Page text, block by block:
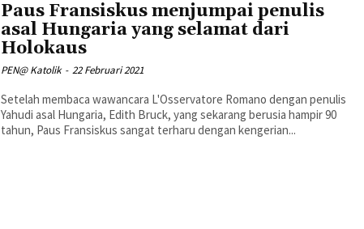
Paus Fransiskus menjumpai penulis
asal Hungaria yang selamat dari
Holokaus
PEN@ Katolik - 22 Februari 2021
Setelah membaca wawancara L'Osservatore Romano dengan penulis
Yahudi asal Hungaria, Edith Bruck, yang sekarang berusia hampir 90
tahun, Paus Fransiskus sangat terharu dengan kengerian...